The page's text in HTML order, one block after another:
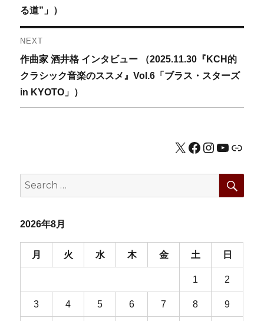
ビ
ゲ
ー
シ
る道”」）
NEXT
Next
post:
作曲家 酒井格 インタビュー （2025.11.30『KCH的
クラシック音楽のススメ』Vol.6「ブラス・スターズ
in KYOTO」）
X Facebook
Instagram
公式HP
Search
for:
2026年8月
月 火 水 木 金 土 日
1 2
3 4 5 6 7 8 9